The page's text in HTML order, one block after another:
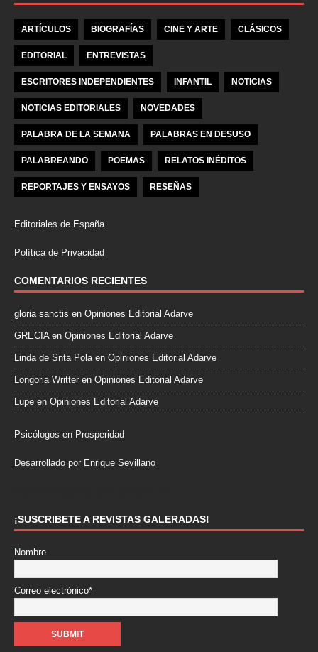
ARTÍCULOS BIOGRAFÍAS CINE Y ARTE CLÁSICOS
EDITORIAL ENTREVISTAS
ESCRITORES INDEPENDIENTES INFANTIL NOTICIAS
NOTICIAS EDITORIALES NOVEDADES
PALABRA DE LA SEMANA PALABRAS EN DESUSO
PALABREANDO POEMAS RELATOS INÉDITOS
REPORTAJES Y ENSAYOS RESEÑAS
Editoriales de España
Política de Privacidad
COMENTARIOS RECIENTES
gloria sanctis en Opiniones Editorial Adarve
GRECIAen Opiniones Editorial Adarve
Linda de Snta Polaen Opiniones Editorial Adarve
Longoria Writter en Opiniones Editorial Adarve
Lupe en Opiniones Editorial Adarve
Psicólogos en Prosperidad
Desarrollado por Enrique Sevillano
¡SUSCRIBETE A REVISTAS GALERADAS!
Nombre
Correo electrónico*